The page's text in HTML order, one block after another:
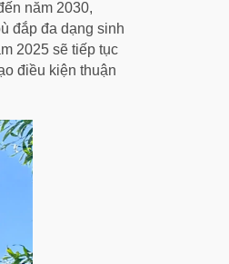
năm 2030,
đắp đa dạng sinh
2025 sẽ tiếp tục
điều kiện thuận